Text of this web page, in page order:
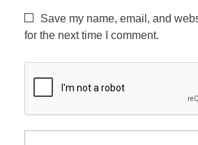
Save my name, email, and
for the next time I comment.